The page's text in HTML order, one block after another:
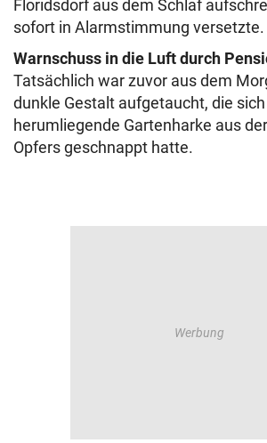
Floridsdorf aus dem Schlaf
sofort in Alarmstimmung versetzte.
Warnschuss in die Luft durch
Tatsächlich war zuvor aus dem
dunkle Gestalt aufgetaucht, die
herumliegende Gartenharke aus
Opfers geschnappt hatte.